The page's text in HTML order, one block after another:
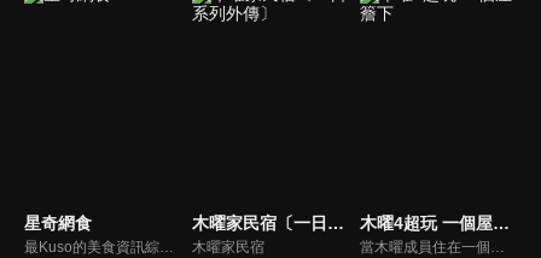
星奇網食
最Kuso的美食資訊綜藝節目！由美食小姐姐李懿+鬍鬚仔，推薦網路熱搜的美食小吃，不管是早餐、中餐、晚餐、宵夜，還是甜點、冰品、下午茶，用吃吃喝喝的方式，帶你找回看電視的純粹享受。
木曜家民宿〔一日系列外傳〕
木曜家民宿
木曜4超玩 一個屋簷下
當木曜成員住在一個屋簷下時，會產生什麼火花呢？